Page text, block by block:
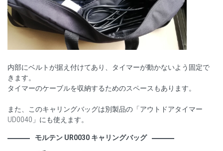
内部にベルトが据え付けてあり、タイマーが動かないよう固定で
きます。
タイマーのケーブルを収納するためのスペースもあります。
また、このキャリングバッグは別製品の「アウトドアタイマー
UD0040」にも使えます。
モルテン UR0030 キャリングバッグ